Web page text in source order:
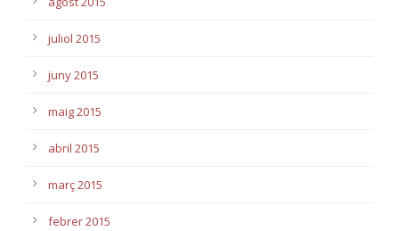
juliol 2015
juny 2015
maig 2015
abril 2015
març 2015
febrer 2015